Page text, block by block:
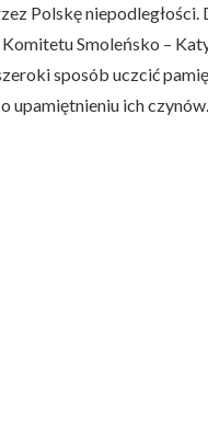
Polskę niepodległości.
Smoleńsko –
sposób uczcić
upamiętnieniu ich czynów.